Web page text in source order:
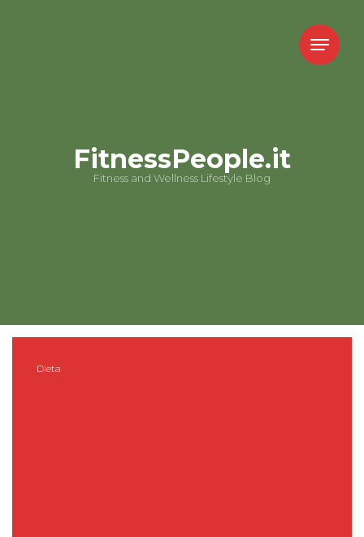
FitnessPeople.it
Fitness and Wellness Lifestyle Blog
Dieta